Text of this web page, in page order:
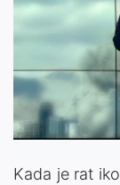
Kada je rat